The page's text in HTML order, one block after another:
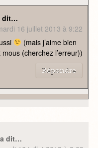
dit…
16 juillet 2013 à 9:22
(mais j’aime bien
(cherchez l’erreur))
Répondre
dit…